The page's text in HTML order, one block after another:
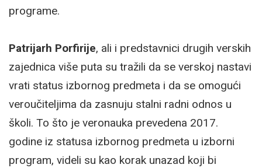
programe.
Patrijarh Porfirije, ali i predstavnici drugih verskih
zajednica više puta su tražili da se verskoj nastavi
vrati status izbornog predmeta i da se omogući
veroučiteljima da zasnuju stalni radni odnos u
školi. To što je veronauka prevedena 2017.
godine iz statusa izbornog predmeta u izborni
program, videli su kao korak unazad koji bi